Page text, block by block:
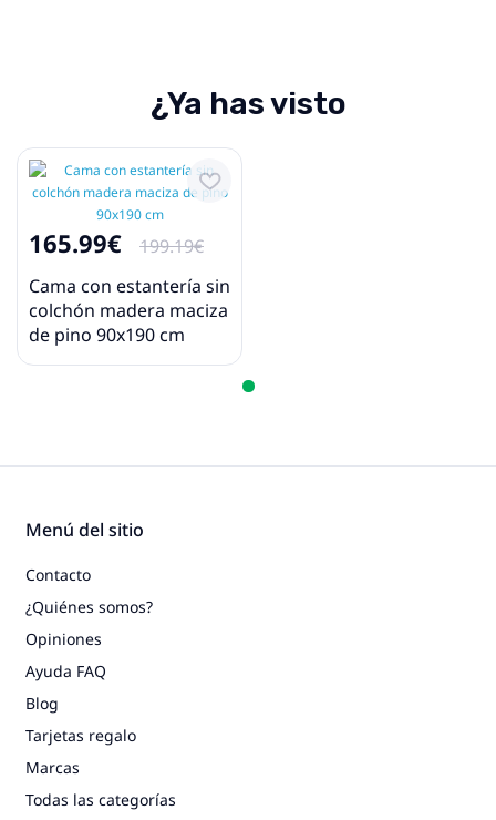
¿Ya has visto
165.99€
199.19€
Cama con estantería sin
colchón madera maciza
de pino 90x190 cm
Menú del sitio
Contacto
¿Quiénes somos?
Opiniones
Ayuda FAQ
Blog
Tarjetas regalo
Marcas
Todas las categorías